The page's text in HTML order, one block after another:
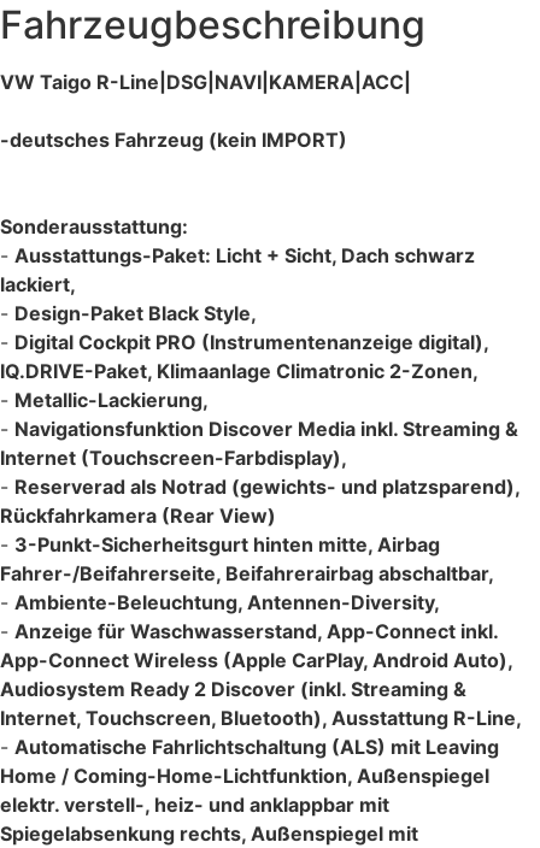
Fahrzeugbeschreibung
VW Taigo R-Line|DSG|NAVI|KAMERA|ACC|
-deutsches Fahrzeug (kein IMPORT)
Sonderausstattung:
- Ausstattungs-Paket: Licht + Sicht, Dach schwarz
lackiert,
- Design-Paket Black Style,
- Digital Cockpit PRO (Instrumentenanzeige digital),
IQ.DRIVE-Paket, Klimaanlage Climatronic 2-Zonen,
- Metallic-Lackierung,
- Navigationsfunktion Discover Media inkl. Streaming &
Internet (Touchscreen-Farbdisplay),
- Reserverad als Notrad (gewichts- und platzsparend),
Rückfahrkamera (Rear View)
- 3-Punkt-Sicherheitsgurt hinten mitte, Airbag
Fahrer-/Beifahrerseite, Beifahrerairbag abschaltbar,
- Ambiente-Beleuchtung, Antennen-Diversity,
- Anzeige für Waschwasserstand, App-Connect inkl.
App-Connect Wireless (Apple CarPlay, Android Auto),
Audiosystem Ready 2 Discover (inkl. Streaming &
Internet, Touchscreen, Bluetooth), Ausstattung R-Line,
- Automatische Fahrlichtschaltung (ALS) mit Leaving
Home / Coming-Home-Lichtfunktion, Außenspiegel
elektr. verstell-, heiz- und anklappbar mit
Spiegelabsenkung rechts, Außenspiegel mit